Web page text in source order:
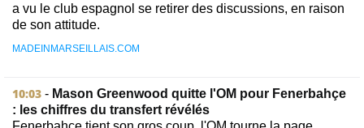
a vu le club espagnol se retirer des discussions, en raison
de son attitude.
MADEINMARSEILLAIS.COM
10:03 - Mason Greenwood quitte l'OM pour Fenerbahçe
: les chiffres du transfert révélés